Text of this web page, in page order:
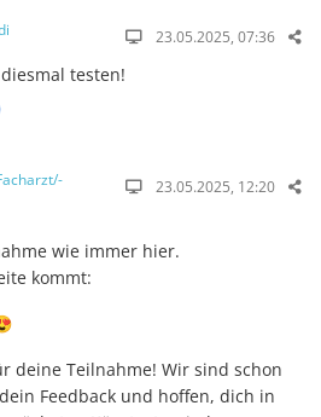
23.05.2025, 07:36
testen!
23.05.2025, 12:20
wie immer hier.
kommt:
deine Teilnahme! Wir sind schon
Feedback und hoffen, dich in